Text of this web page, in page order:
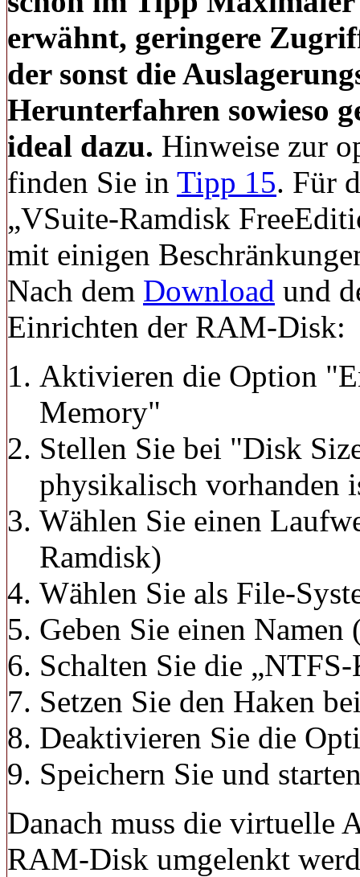
erwähnt, geringere
der sonst die
Herunterfahren sowieso
ideal dazu. Hinweise zur
finden Sie in Tipp 15. Für
„VSuite-Ramdisk
mit einigen
Nach dem Download und
Einrichten der RAM-Disk:
Aktivieren die Option
Memory"
Stellen Sie bei "Disk
physikalisch vorhanden
Wählen Sie einen
Ramdisk)
Wählen Sie als File-
Geben Sie einen
Schalten Sie die
Setzen Sie den Haken
Deaktivieren Sie die
Speichern Sie und
Danach muss die virtuelle
RAM-Disk umgelenkt